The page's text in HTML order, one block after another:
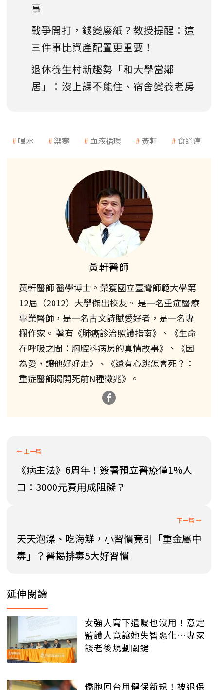
事
戰爭開打，錢變廢紙？教授提醒：這
三件事比資產配置更重要！
退休養生村新趨勢「和大學當鄰
居」：沒上課不能住、宿舍變養老房
喝水 禦寒 血液循環 黃軒 食道癌
黃軒醫師
黃軒醫師 醫學博士。榮獲國立臺灣師範大學第
12屆（2012）大學傑出校友。 是一名重症醫療
專業醫師，是一名古文詩賦愛好者，是一名專
欄作家。 著有《肺癌診治照護指南》、《生命
在呼吸之間：胸腔科病房的真情故事》、《因
為愛，讓他好好走》、《還有心跳怎會死？：
重症醫師揭開死前N種徵兆》。
《病主法》6周年！簽署預立醫療僅1%人
口：3000元費用成阻礙？
天天泡澡、吃海鮮，小習慣竟引「重金屬中
毒」？醫揭排毒5大好習慣
延伸閱讀
女強人寫下遺囑也沒用！意定
監護人竟讓她失智惡化…專家
談老後規劃關鍵
僑胞回台用健保新規！被退保